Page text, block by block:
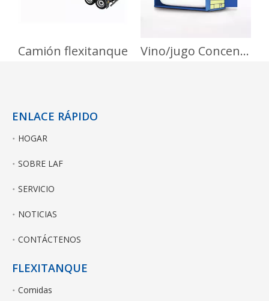
Camión flexitanque Vino/jugo Concentrados
ENLACE RÁPIDO
HOGAR
SOBRE LAF
SERVICIO
NOTICIAS
CONTÁCTENOS
FLEXITANQUE
Comidas